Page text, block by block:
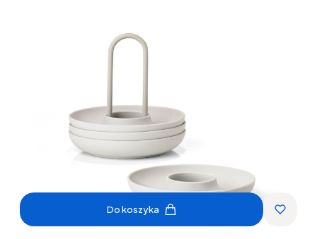
Do koszyka